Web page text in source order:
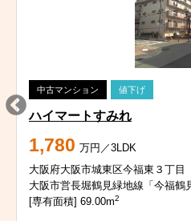
中古マンション 値下げ
ハイマートすみれ
1,780 万円／3LDK
大阪府大阪市城東区今福東３丁目
大阪市営長堀鶴見緑地線「今福鶴
[専有面積] 69.00m2